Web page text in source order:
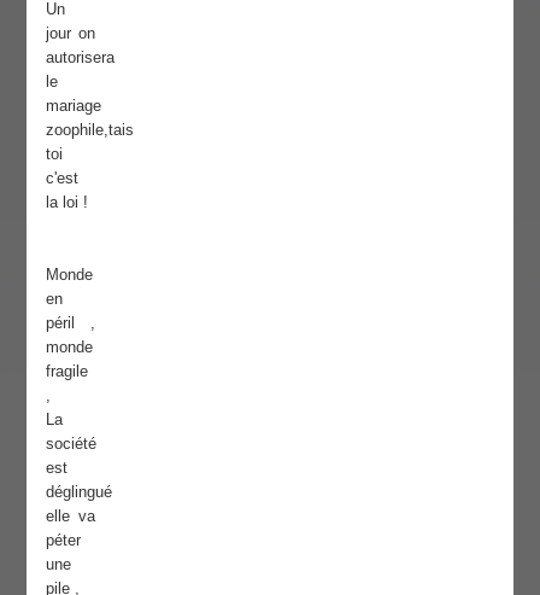
Un
jour on
autorisera
le
mariage
zoophile,tais
toi
c'est
la loi !
Monde
en
péril ,
monde
fragile
La
société
est
déglingué
elle va
péter
une
pile ,